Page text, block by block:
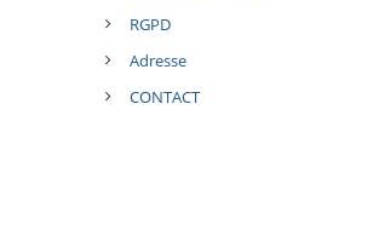
RGPD
Adresse
CONTACT